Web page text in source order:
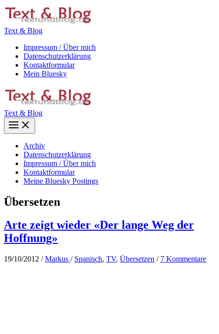
Zum
Inhalt
Text & Blog
Impressum / Über mich
Datenschutzerklärung
Kontaktformular
Mein Bluesky
Text & Blog
Main
Menu
Archiv
Datenschutzerklärung
Impressum / Über mich
Kontaktformular
Meine Bluesky Postings
Übersetzen
Arte zeigt wieder «Der lange Weg der
Hoffnung»
19/10/2012 /Markus / Spanisch, TV, Übersetzen / 7 Kommentare